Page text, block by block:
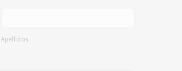
Apellidos